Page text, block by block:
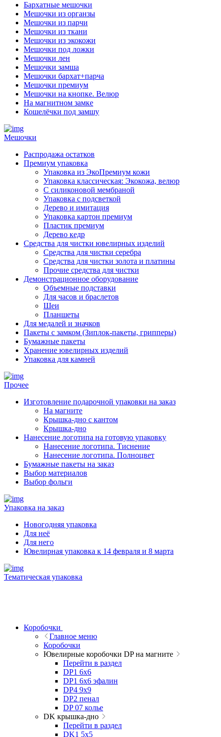
Бархатные мешочки
Мешочки из органзы
Мешочки из парчи
Мешочки из ткани
Мешочки из экокожи
Мешочки под ложки
Мешочки лен
Мешочки замша
Мешочки бархат+парча
Мешочки премиум
Мешочки на кнопке. Велюр
На магнитном замке
Кошелёчки под замшу
Мешочки
Распродажа остатков
Премиум упаковка
Упаковка из ЭкоПремиум кожи
Упаковка классическая: Экокожа, велюр
С силиконовой мембраной
Упаковка с подсветкой
Дерево и имитация
Упаковка картон премиум
Пластик премиум
Дерево кедр
Средства для чистки ювелирных изделий
Средства для чистки серебра
Средства для чистки золота и платины
Прочие средства для чистки
Демонстрационное оборудование
Объемные подставки
Для часов и браслетов
Шеи
Планшеты
Для медалей и значков
Пакеты с замком (Зиплок-пакеты, грипперы)
Бумажные пакеты
Хранение ювелирных изделий
Упаковка для камней
Прочее
Изготовление подарочной упаковки на заказ
На магните
Крышка-дно с кантом
Крышка-дно
Нанесение логотипа на готовую упаковку
Нанесение логотипа. Тиснение
Нанесение логотипа. Полноцвет
Бумажные пакеты на заказ
Выбор материалов
Выбор фольги
Упаковка на заказ
Новогодняя упаковка
Для неё
Для него
Ювелирная упаковка к 14 февраля и 8 марта
Тематическая упаковка
Коробочки
Главное меню
Коробочки
Ювелирные коробочки DP на магните
Перейти в раздел
DP1 6x6
DP1 6x6 эфалин
DP4 9x9
DP2 пенал
DP 07 колье
DK крышка-дно
Перейти в раздел
DK1 5x5